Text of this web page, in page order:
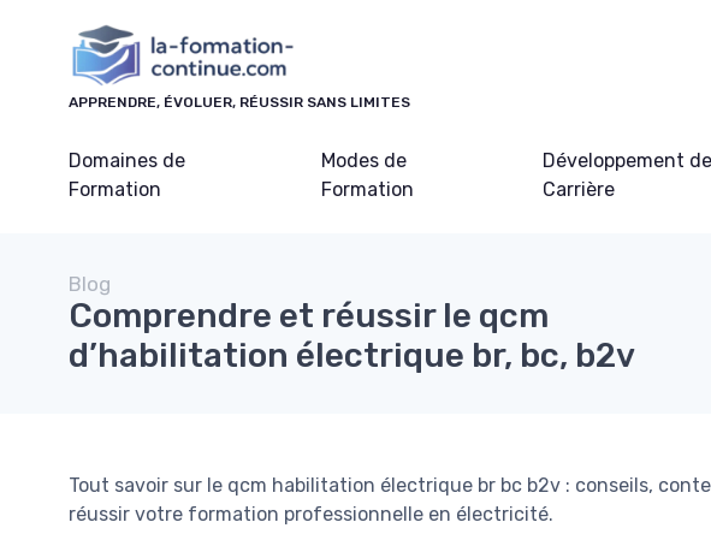
APPRENDRE, ÉVOLUER, RÉUSSIR SANS LIMITES
Domaines de
Formation
Modes de
Formation
Développement de
Carrière
Blog
Comprendre et réussir le qcm
d’habilitation électrique br, bc, b2v
Tout savoir sur le qcm habilitation électrique br bc b2v : conseils,
réussir votre formation professionnelle en électricité.